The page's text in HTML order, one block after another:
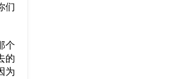
们
个
的
为